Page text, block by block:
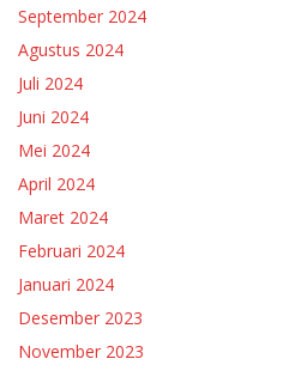
September 2024
Agustus 2024
Juli 2024
Juni 2024
Mei 2024
April 2024
Maret 2024
Februari 2024
Januari 2024
Desember 2023
November 2023